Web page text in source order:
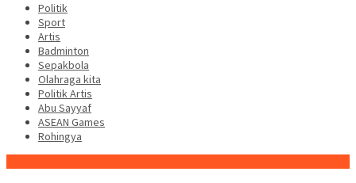
Politik
Sport
Artis
Badminton
Sepakbola
Olahraga kita
Politik Artis
Abu Sayyaf
ASEAN Games
Rohingya